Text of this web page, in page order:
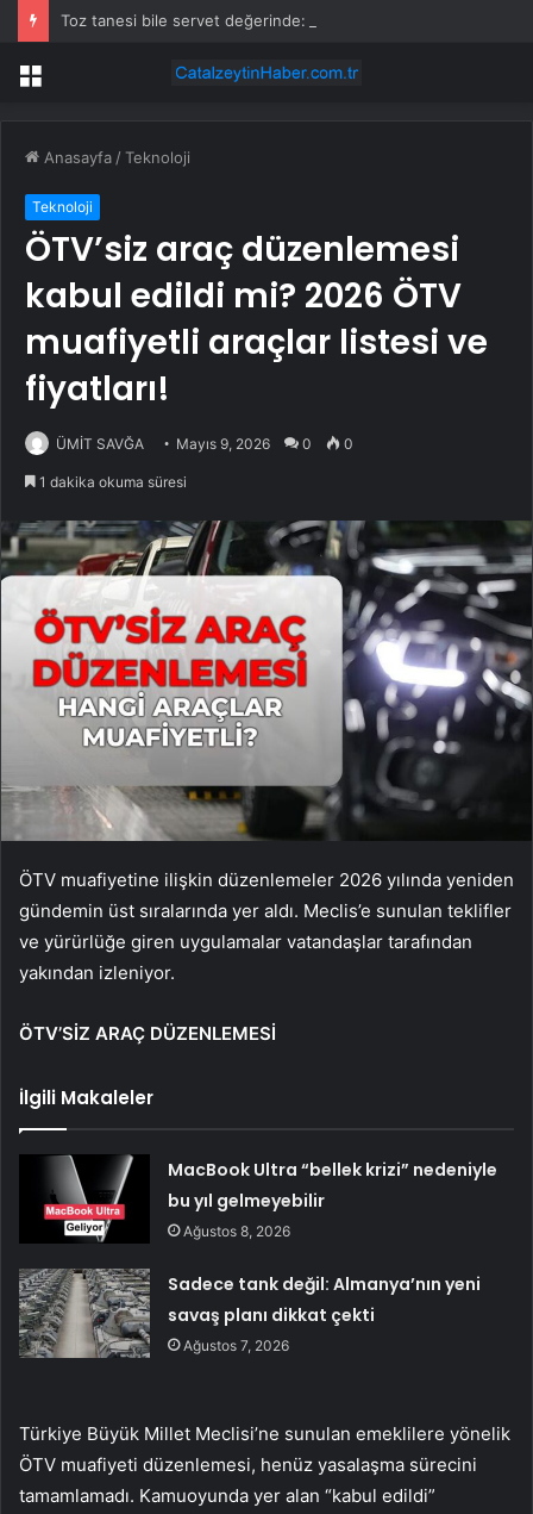
Menü
Anasayfa /Teknoloji
Teknoloji
ÖTV’siz araç düzenlemesi
kabul edildi mi? 2026 ÖTV
muafiyetli araçlar listesi ve
fiyatları!
ÜMİT SAVĞA Mayıs 9, 2026 0 0
1 dakika okuma süresi
ÖTV muafiyetine ilişkin düzenlemeler 2026 yılında yeniden
gündemin üst sıralarında yer aldı. Meclis’e sunulan teklifler
ve yürürlüğe giren uygulamalar vatandaşlar tarafından
yakından izleniyor.
ÖTV’SİZ ARAÇ DÜZENLEMESİ
İlgili Makaleler
MacBook Ultra “bellek krizi” nedeniyle
bu yıl gelmeyebilir
Ağustos 8, 2026
Sadece tank değil: Almanya’nın yeni
savaş planı dikkat çekti
Ağustos 7, 2026
Türkiye Büyük Millet Meclisi’ne sunulan emeklilere yönelik
ÖTV muafiyeti düzenlemesi, henüz yasalaşma sürecini
tamamlamadı. Kamuoyunda yer alan “kabul edildi”